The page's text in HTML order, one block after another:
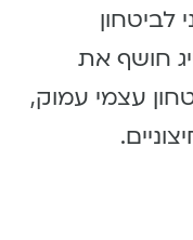
לביטחון
חושף את
עצמי עמוק,